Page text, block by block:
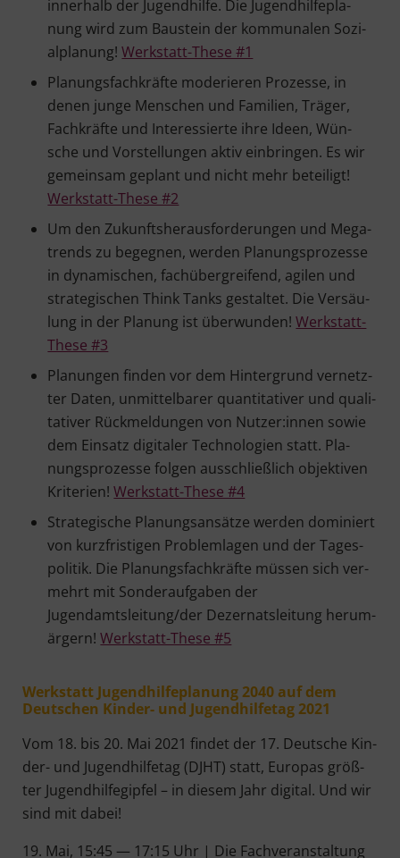
inner­halb der Jugend­hil­fe. Die Jugend­hil­fe­pla­
nung wird zum Bau­stein der kom­mu­na­len Sozi­
al­pla­nung!Werk­statt-The­se #1
Pla­nungs­fach­kräf­te mode­rie­ren Pro­zes­se, in
denen jun­ge Men­schen und Fami­li­en, Trä­ger,
Fach­kräf­te und Inter­es­sier­te ihre Ideen, Wün­
sche und Vor­stel­lun­gen aktiv ein­brin­gen. Es wir
gemein­sam geplant und nicht mehr betei­ligt!
Werk­statt-The­se #2
Um den Zukunfts­her­aus­for­de­run­gen und Mega­
trends zu begeg­nen, wer­den Pla­nungs­pro­zes­se
in dyna­mi­schen, fach­über­grei­fend, agi­len und
stra­te­gi­schen Think Tanks gestal­tet. Die Ver­säu­
lung in der Pla­nung ist über­wun­den!Werk­statt-
The­se #3
Pla­nun­gen fin­den vor dem Hin­ter­grund ver­netz­
ter Daten, unmit­tel­ba­rer quan­ti­ta­ti­ver und qua­li­
ta­ti­ver Rück­mel­dun­gen von Nutzer:innen sowie
dem Ein­satz digi­ta­ler Tech­no­lo­gien statt. Pla­
nungs­pro­zes­se fol­gen aus­schließ­lich objek­ti­ven
Kri­te­ri­en!Werk­statt-The­se #4
Stra­te­gi­sche Pla­nungs­an­sät­ze wer­den domi­niert
von kurz­fris­ti­gen Pro­blem­la­gen und der Tages­
po­li­tik. Die Pla­nungs­fach­kräf­te müs­sen sich ver­
mehrt mit Son­der­auf­ga­ben der
Jugendamtsleitung/der Dezer­nats­lei­tung her­um­
är­gern!Werk­statt-The­se #5
Werk­statt Jugend­hil­fe­pla­nung 2040 auf dem
Deut­schen Kin­der- und Jugend­hil­fetag 2021
Vom 18. bis 20. Mai 2021 fin­det der 17. Deut­sche Kin­
der- und Jugend­hil­fetag (DJHT) statt, Euro­pas größ­
ter Jugend­hil­fe­gip­fel – in die­sem Jahr digi­tal. Und wir
sind mit dabei!
19. Mai, 15:45 — 17:15 Uhr | Die Fach­ver­an­stal­tung